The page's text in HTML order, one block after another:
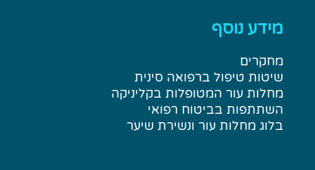
מידע נוסף
מחקרים
שיטות טיפול ברפואה סינית
מחלות עור המטופלות בקליניקה
השתתפות בביטוח רפואי
בלוג מחלות עור ונשירת שיער